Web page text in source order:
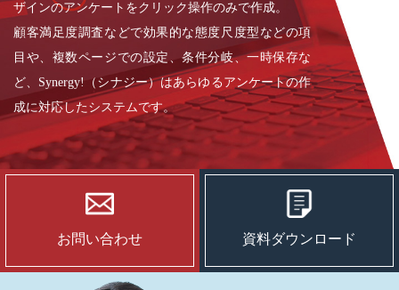
ザインのアンケートをクリック操作のみで作成。
顧客満足度調査などで効果的な態度尺度型などの項
目や、複数ページでの設定、条件分岐、一時保存な
ど、 Synergy!（シナジー）はあらゆるアンケートの作
成に対応したシステムです。
お問い合わせ 資料ダウンロード